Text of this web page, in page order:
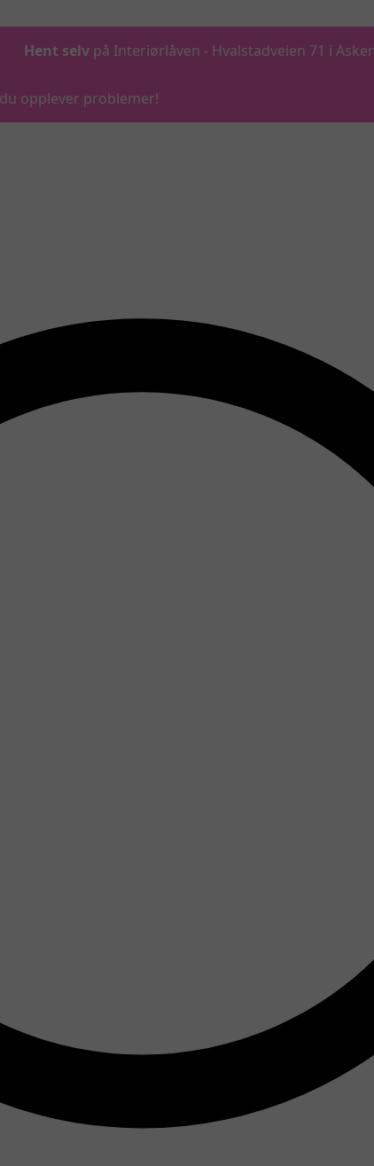
Hent selv på Interiørlåven - Hvalstadveien 71 i Asker
opplever problemer!